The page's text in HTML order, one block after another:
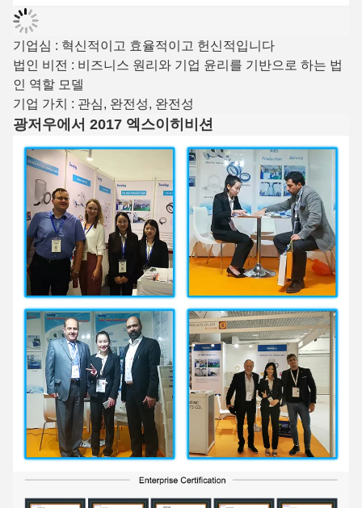
기업심 : 혁신적이고 효율적이고 헌신적입니다
법인 비전 : 비즈니스 원리와 기업 윤리를 기반으로 하는 법
인 역할 모델
기업 가치 : 관심, 완전성, 완전성
광저우에서 2017 엑스이히비션